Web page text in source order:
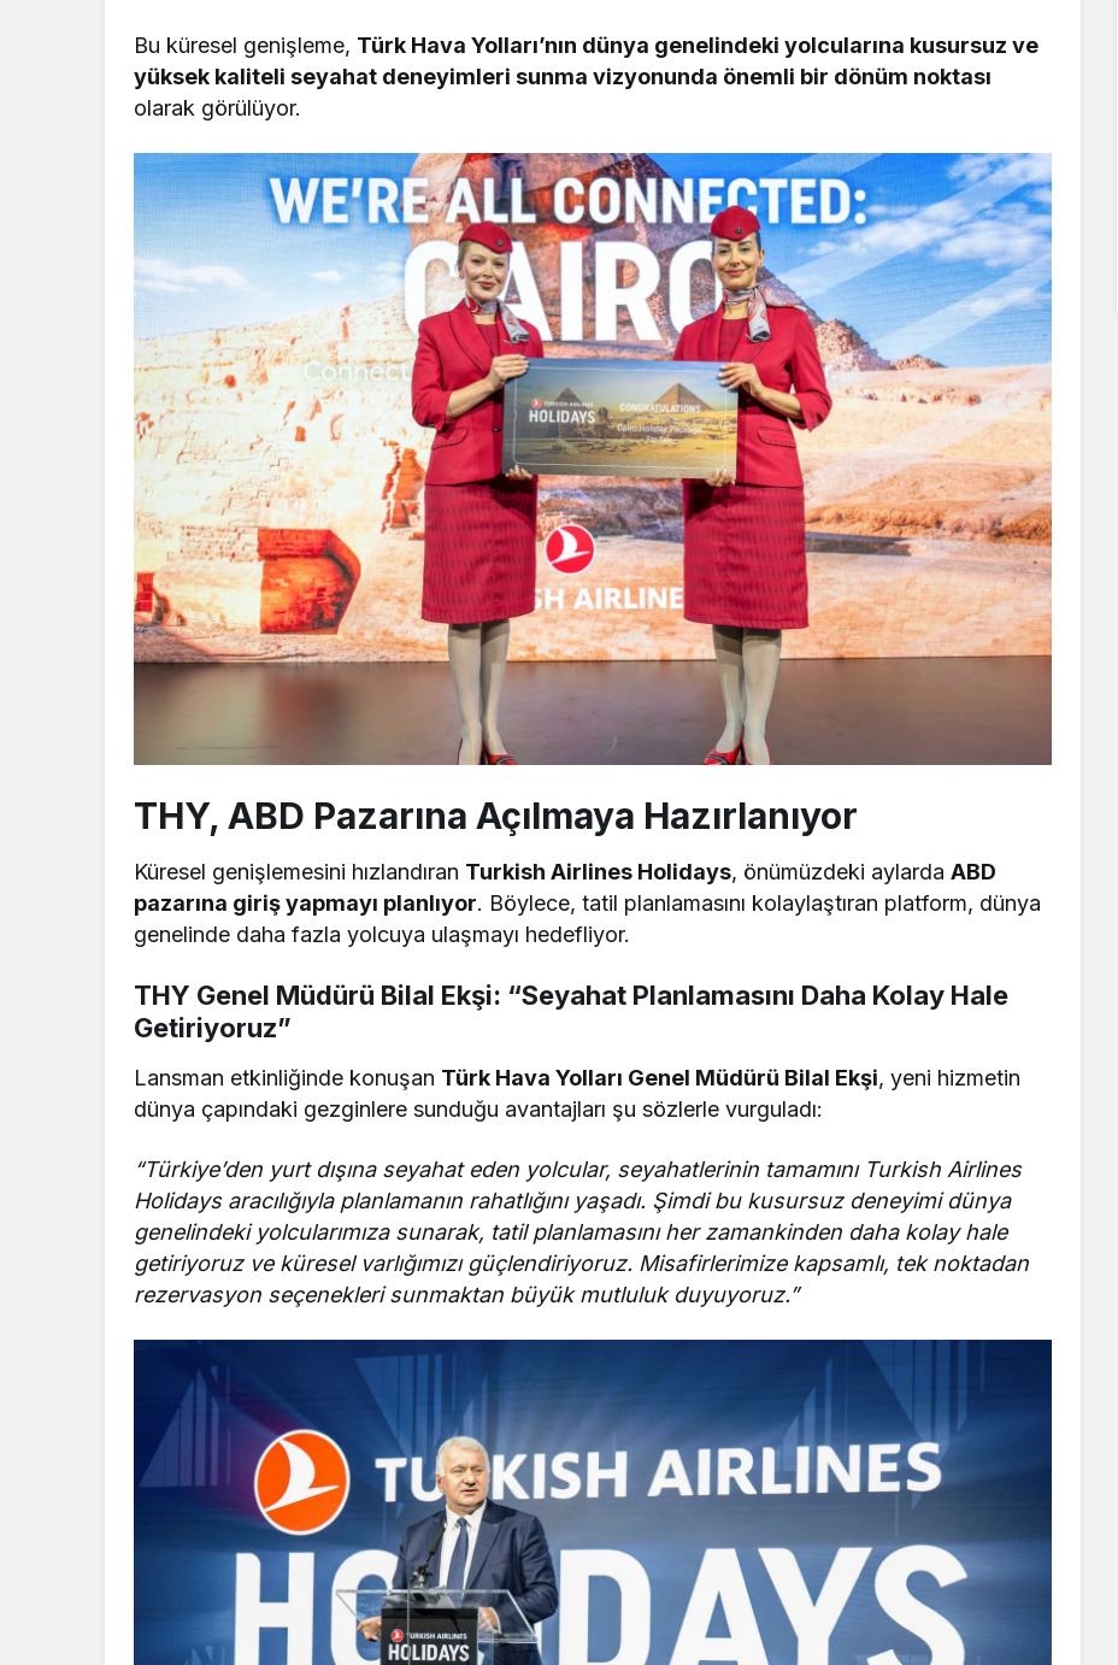
Bu küresel genişleme, Türk Hava Yolları’nın dünya genelindeki yolcularına kusursuz ve
yüksek kaliteli seyahat deneyimleri sunma vizyonunda önemli bir dönüm noktası
olarak görülüyor.
THY, ABD Pazarına Açılmaya Hazırlanıyor
Küresel genişlemesini hızlandıran Turkish Airlines Holidays, önümüzdeki aylardaABD
pazarına giriş yapmayı planlıyor. Böylece, tatil planlamasını kolaylaştıran platform, dünya
genelinde daha fazla yolcuya ulaşmayı hedefliyor.
THY Genel Müdürü Bilal Ekşi: “Seyahat Planlamasını Daha Kolay Hale
Getiriyoruz”
Lansman etkinliğinde konuşan Türk Hava Yolları Genel Müdürü Bilal Ekşi, yeni hizmetin
dünya çapındaki gezginlere sunduğu avantajları şu sözlerle vurguladı:
“Türkiye’den yurt dışına seyahat eden yolcular, seyahatlerinin tamamını Turkish Airlines
Holidays aracılığıyla planlamanın rahatlığını yaşadı. Şimdi bu kusursuz deneyimi dünya
genelindeki yolcularımıza sunarak, tatil planlamasını her zamankinden daha kolay hale
getiriyoruz ve küresel varlığımızı güçlendiriyoruz. Misafirlerimize kapsamlı, tek noktadan
rezervasyon seçenekleri sunmaktan büyük mutluluk duyuyoruz.”